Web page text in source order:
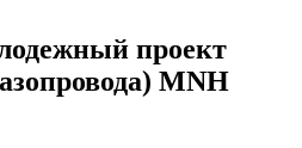
проект
MNH